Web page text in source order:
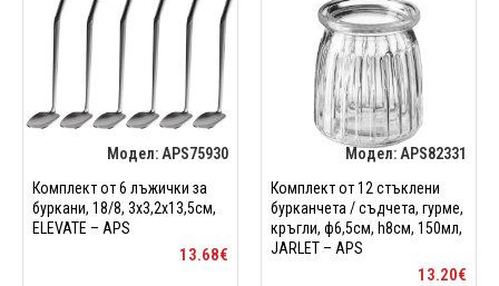
Модел: APS75930
Комплект от 6 лъжички за
буркани, 18/8, 3x3,2x13,5см,
ELEVATE – APS
13.68€
Модел: APS82331
Комплект от 12 стъклени
бурканчета / съдчета, гурме,
кръгли, ф6,5см, h8см, 150мл,
JARLET – APS
13.20€